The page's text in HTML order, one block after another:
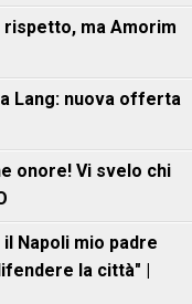
rispetto, ma Amorim
Lang: nuova offerta
onore! Vi svelo chi
Napoli mio padre
la città" |